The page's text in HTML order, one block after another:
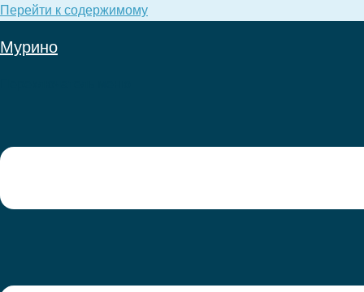
Перейти к содержимому
Мурино